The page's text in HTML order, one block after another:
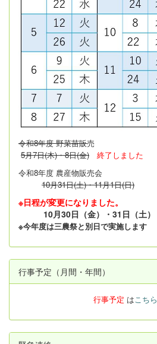
令和8年度 野菜苗販売
5月7日(木)・8日(金)
終了しました
令和8年度 農産物販売会
10月31日(土)・11月1日(日)
※日程が変更になりました。
10月30日（金）・31日（土）
※今年度は三農祭と別日で実施します
行事予定（月間・年間）
行事予定 はこちら